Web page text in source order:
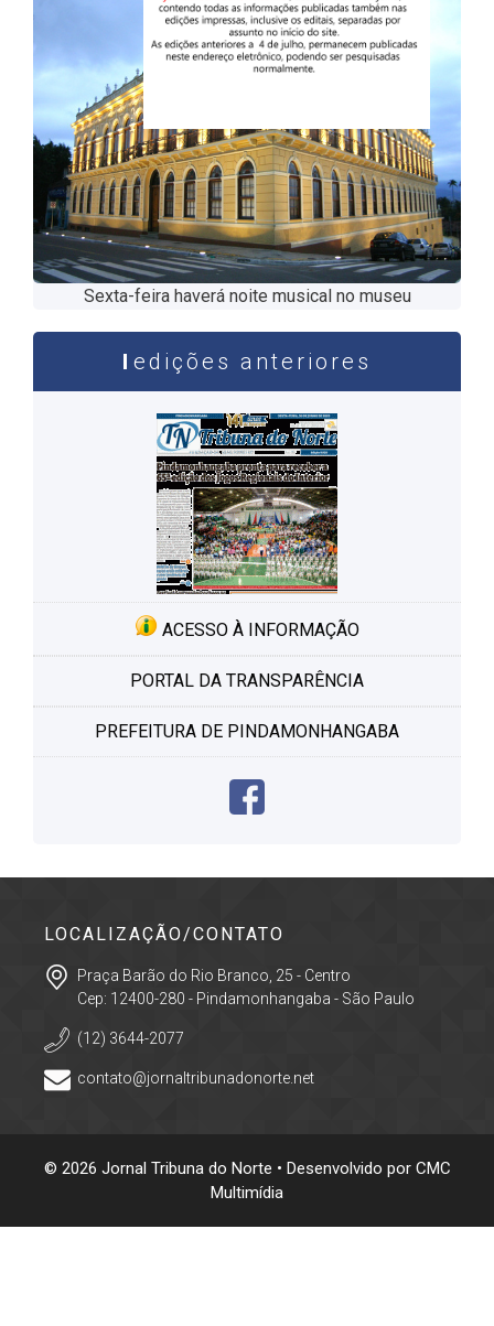
Sexta-feira haverá noite musical no museu
edições anteriores
ACESSO À INFORMAÇÃO
PORTAL DA TRANSPARÊNCIA
PREFEITURA DE PINDAMONHANGABA
LOCALIZAÇÃO/CONTATO
Praça Barão do Rio Branco, 25 - Centro
Cep: 12400-280 - Pindamonhangaba - São Paulo
(12) 3644-2077
contato@jornaltribunadonorte.net
© 2026 Jornal Tribuna do Norte • Desenvolvido por CMC
Multimídia